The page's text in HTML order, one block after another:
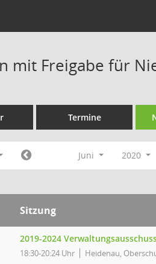
mit Freigabe für
Termine
Juni 2020
Sitzung
2019-2024
18:30-20:24 Uhr Heidenau,